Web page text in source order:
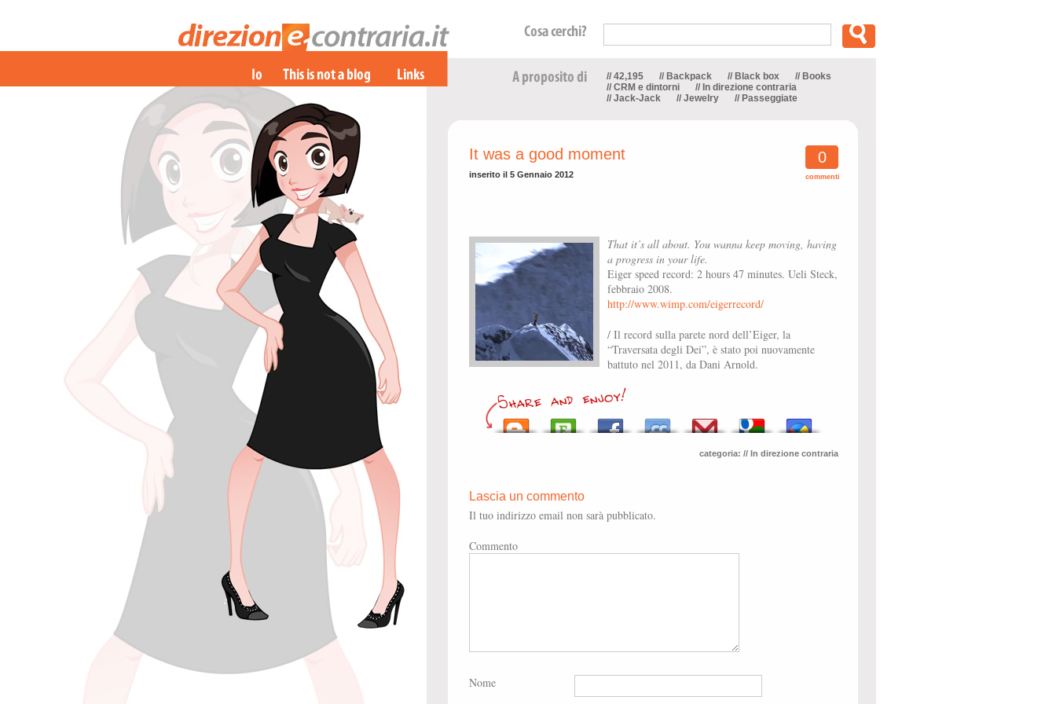
// 42,195 // Backpack // Black box
// Books
// CRM e dintorni
// In direzione contraria
// Jack-Jack
// Jewelry // Passeggiate
It was a good moment
inserito il 5 Gennaio 2012
0
commenti
That it’s all about. You wanna keep moving, having
a progress in your life.
Eiger speed record: 2 hours 47 minutes. Ueli Steck,
febbraio 2008.
http://www.wimp.com/eigerrecord/
/ Il record sulla parete nord dell’Eiger, la
“Traversata degli Dei”, è stato poi nuovamente
battuto nel 2011, da Dani Arnold.
categoria: // In direzione contraria
Lascia un commento
Il tuo indirizzo email non sarà pubblicato.
Commento
Nome